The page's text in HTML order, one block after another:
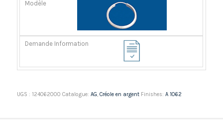
UGS : 124062000 Catalogue: AG Créole en argent Finishes: A 1062